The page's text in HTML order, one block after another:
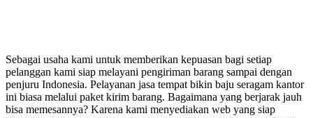
Sebagai usaha kami untuk memberikan kepuasan bagi setiap
pelanggan kami siap melayani pengiriman barang sampai dengan
penjuru Indonesia. Pelayanan jasa tempat bikin baju seragam kantor
ini biasa melalui paket kirim barang. Bagaimana yang berjarak jauh
bisa memesannya? Karena kami menyediakan web yang siap